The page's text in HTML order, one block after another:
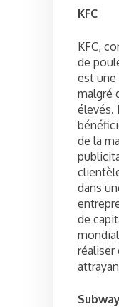
KFC
KFC,
de
est une
malgré
élevés.
de la
dans
de
réaliser
Subway